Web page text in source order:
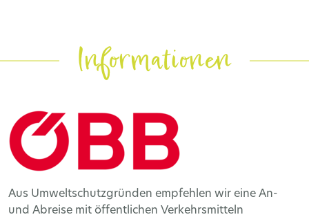
Informationen
Aus Umweltschutzgründen empfehlen wir eine An-
und Abreise mit öffentlichen Verkehrsmitteln